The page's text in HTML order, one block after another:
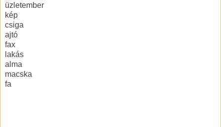
üzletember
kép
csiga
ajtó
fax
lakás
alma
macska
fa